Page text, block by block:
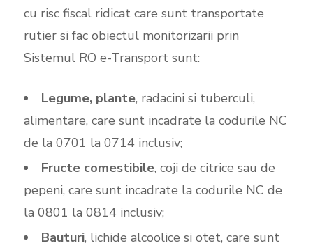
cu risc fiscal ridicat care sunt transportate
rutier si fac obiectul monitorizarii prin
Sistemul RO e-Transport sunt:
Legume, plante, radacini si tuberculi,
alimentare, care sunt incadrate la codurile NC
de la 0701 la 0714 inclusiv;
Fructe comestibile, coji de citrice sau de
pepeni, care sunt incadrate la codurile NC de
la 0801 la 0814 inclusiv;
Bauturi, lichide alcoolice si otet, care sunt